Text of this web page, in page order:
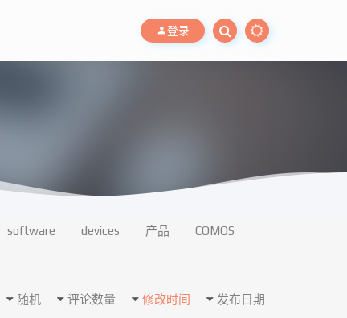
登录
software devices 产品
COMOS
发布日期
修改时间
评论数量
随机